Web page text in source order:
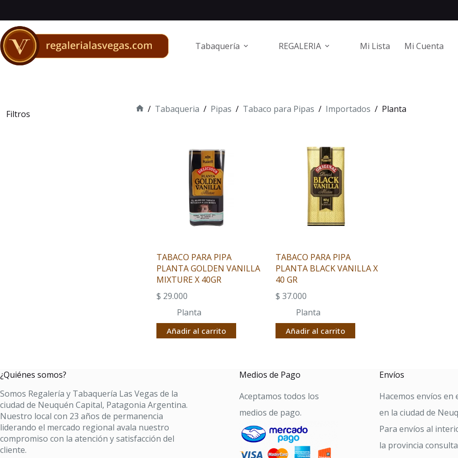
contenido
Tabaquería
REGALERIA Mi Lista Mi Cuenta
/ Tabaqueria / Pipas / Tabaco para Pipas / Importados / Planta
TABACO PARA PIPA
PLANTA GOLDEN VANILLA
MIXTURE X 40GR
$ 29.000
Planta
Añadir al carrito
TABACO PARA PIPA
PLANTA BLACK VANILLA X
40 GR
$ 37.000
Planta
Añadir al carrito
Filtros
¿Quiénes somos?
Somos Regalería y Tabaquería Las Vegas de la
ciudad de Neuquén Capital, Patagonia Argentina.
Nuestro local con 23 años de permanencia
liderando el mercado regional avala nuestro
compromiso con la atención y satisfacción del
cliente.
Medios de Pago
Aceptamos todos los
medios de pago.
Envíos
Hacemos envíos en
en la ciudad de
Para envíos al
la provincia